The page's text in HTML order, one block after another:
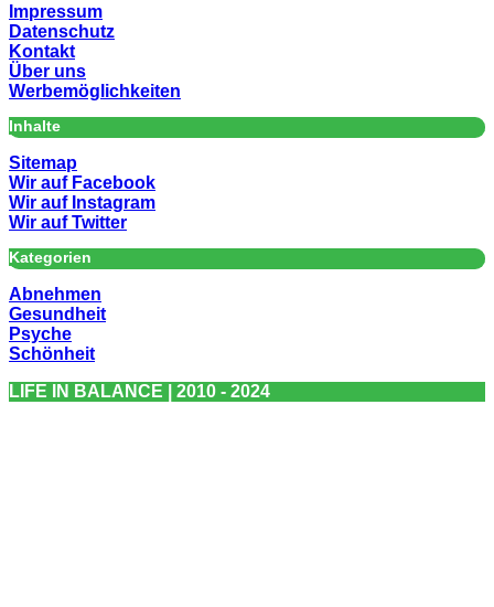
Impressum
Datenschutz
Kontakt
Über uns
Werbemöglichkeiten
Inhalte
Sitemap
Wir auf Facebook
Wir auf Instagram
Wir auf Twitter
Kategorien
Abnehmen
Gesundheit
Psyche
Schönheit
LIFE IN BALANCE | 2010 - 2024